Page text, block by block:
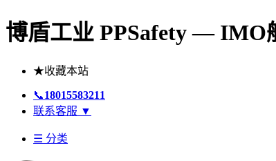
博盾工业 PPSafety — IMO
★收藏本站
📞18015583211
联系客服 ▼
☰ 分类